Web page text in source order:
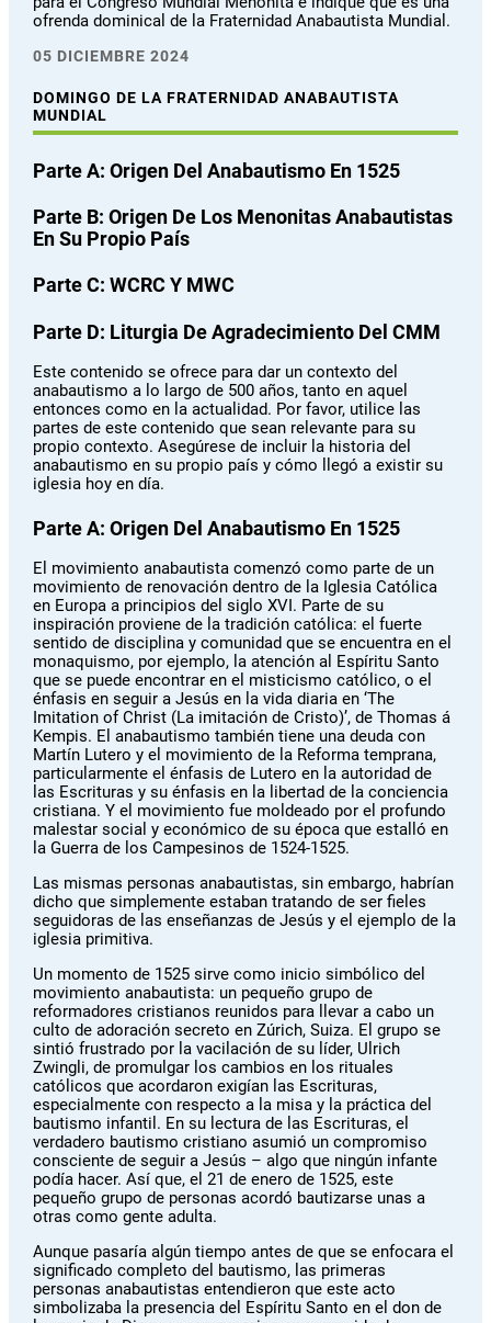
ofrenda dominical de la Fraternidad Anabautista Mundial.
05 DICIEMBRE 2024
DOMINGO DE LA FRATERNIDAD ANABAUTISTA
MUNDIAL
Parte A: Origen Del Anabautismo En 1525
Parte B: Origen De Los Menonitas Anabautistas
En Su Propio País
Parte C: WCRC Y MWC
Parte D: Liturgia De Agradecimiento Del CMM
Este contenido se ofrece para dar un contexto del
anabautismo a lo largo de 500 años, tanto en aquel
entonces como en la actualidad. Por favor, utilice las
partes de este contenido que sean relevante para su
propio contexto. Asegúrese de incluir la historia del
anabautismo en su propio país y cómo llegó a existir su
iglesia hoy en día.
Parte A: Origen Del Anabautismo En 1525
El movimiento anabautista comenzó como parte de un
movimiento de renovación dentro de la Iglesia Católica
en Europa a principios del siglo XVI. Parte de su
inspiración proviene de la tradición católica: el fuerte
sentido de disciplina y comunidad que se encuentra en el
monaquismo, por ejemplo, la atención al Espíritu Santo
que se puede encontrar en el misticismo católico, o el
énfasis en seguir a Jesús en la vida diaria en ‘The
Imitation of Christ (La imitación de Cristo)’, de Thomas á
Kempis. El anabautismo también tiene una deuda con
Martín Lutero y el movimiento de la Reforma temprana,
particularmente el énfasis de Lutero en la autoridad de
las Escrituras y su énfasis en la libertad de la conciencia
cristiana. Y el movimiento fue moldeado por el profundo
malestar social y económico de su época que estalló en
la Guerra de los Campesinos de 1524-1525.
Las mismas personas anabautistas, sin embargo, habrían
dicho que simplemente estaban tratando de ser fieles
seguidoras de las enseñanzas de Jesús y el ejemplo de la
iglesia primitiva.
Un momento de 1525 sirve como inicio simbólico del
movimiento anabautista: un pequeño grupo de
reformadores cristianos reunidos para llevar a cabo un
culto de adoración secreto en Zúrich, Suiza. El grupo se
sintió frustrado por la vacilación de su líder, Ulrich
Zwingli, de promulgar los cambios en los rituales
católicos que acordaron exigían las Escrituras,
especialmente con respecto a la misa y la práctica del
bautismo infantil. En su lectura de las Escrituras, el
verdadero bautismo cristiano asumió un compromiso
consciente de seguir a Jesús – algo que ningún infante
podía hacer. Así que, el 21 de enero de 1525, este
pequeño grupo de personas acordó bautizarse unas a
otras como gente adulta.
Aunque pasaría algún tiempo antes de que se enfocara el
significado completo del bautismo, las primeras
personas anabautistas entendieron que este acto
simbolizaba la presencia del Espíritu Santo en el don de